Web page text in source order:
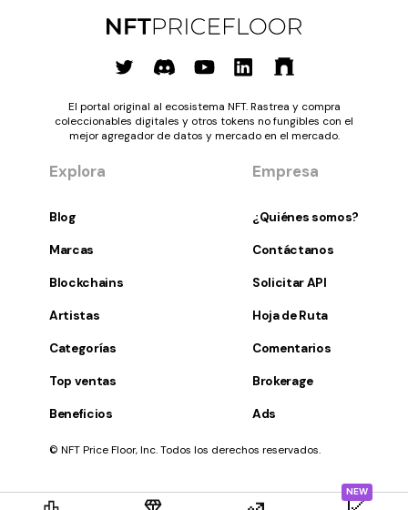
NEW
El portal original al ecosistema NFT. Rastrea y compra
coleccionables digitales y otros tokens no fungibles con el
mejor agregador de datos y mercado en el mercado.
Explora
Blog
Marcas
Blockchains
Artistas
Categorías
Top ventas
Beneficios
Empresa
¿Quiénes somos?
Contáctanos
Solicitar API
Hoja de Ruta
Comentarios
Brokerage
Ads
© NFT Price Floor, Inc. Todos los derechos reservados.